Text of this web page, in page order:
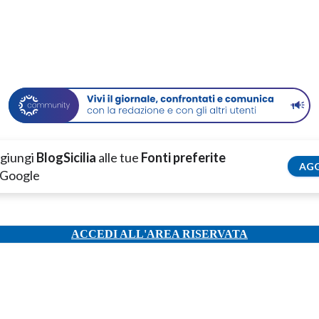
BlogSicilia alle tue Fonti preferite
ACCEDI ALL'AREA RISERVATA